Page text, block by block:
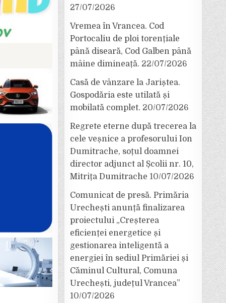
27/07/2026
Vremea în Vrancea. Cod
Portocaliu de ploi torențiale
până diseară, Cod Galben până
mâine dimineață. 22/07/2026
Casă de vânzare la Jariștea.
Gospodăria este utilată și
mobilată complet. 20/07/2026
Regrete eterne după trecerea la
cele veșnice a profesorului Ion
Dumitrache, soțul doamnei
director adjunct al Școlii nr. 10,
Mitrița Dumitrache 10/07/2026
Comunicat de presă. Primăria
Urechești anunță finalizarea
proiectului „Creșterea
eficienței energetice și
gestionarea inteligentă a
energiei în sediul Primăriei și
Căminul Cultural, Comuna
Urechești, județul Vrancea”
10/07/2026